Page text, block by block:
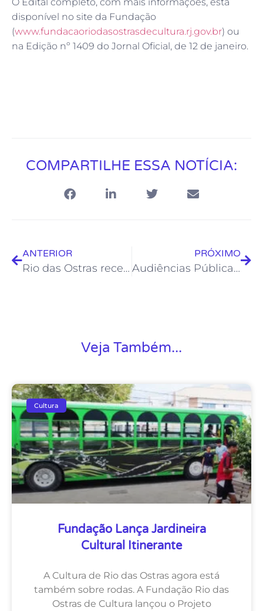
disponível no site da Fundação
(www.fundacaoriodasostrasdecultura.rj.gov.br) ou
na Edição nº 1409 do Jornal Oficial, de 12 de janeiro.
COMPARTILHE ESSA NOTÍCIA:
ANTERIOR
Rio das Ostras recebe o Circuito Literário da Costa do Sol
PRÓXIMO
Audiências Públicas definem as apresentações no Teatro Popular no primeiro semestre do ano
Veja Também...
Cultura
Fundação Lança Jardineira
Cultural Itinerante
A Cultura de Rio das Ostras agora está
também sobre rodas. A Fundação Rio das
Ostras de Cultura lançou o Projeto